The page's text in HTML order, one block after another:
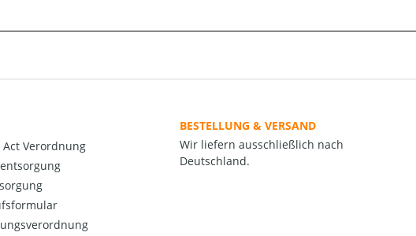
Act Verordnung
BESTELLUNG & VERSAND
Wir liefern ausschließlich nach
Deutschland.